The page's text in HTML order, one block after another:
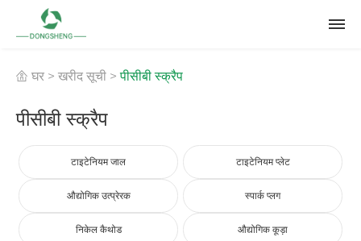
घर > खरीद सूची > पीसीबी स्क्रैप
पीसीबी स्क्रैप
टाइटेनियम जाल टाइटेनियम प्लेट
औद्योगिक उत्प्रेरक स्पार्क प्लग
निकेल कैथोड औद्योगिक कूड़ा